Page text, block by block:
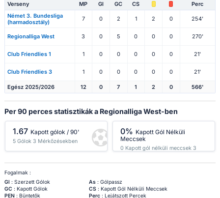
Verseny MP Gl GC CS
Perc
Német 3. Bundesliga
(harmadosztály)
7 0 2 1 2 0 254'
Regionalliga West 3 0 5 0 0 0 270'
Club Friendlies 1 1 0 0 0 0 0 21'
Club Friendlies 3 1 0 0 0 0 0 21'
Egész 2025/2026 12 0 7 1 2 0 566'
Per 90 perces statisztikák a Regionalliga West-ben
1.67 Kapott gólok / 90'
5 Gólok 3 Mérkőzésekben
0% Kapott Gól Nélküli
Meccsek
0 Kapott gól nélküli meccsek 3
Fogalmak :
Gl : Szerzett Gólok As: Gólpassz
GC : Kapott Gólok CS: Kapott Gól Nélküli Meccsek
PEN : Büntetők Perc: Lejátszott Percek